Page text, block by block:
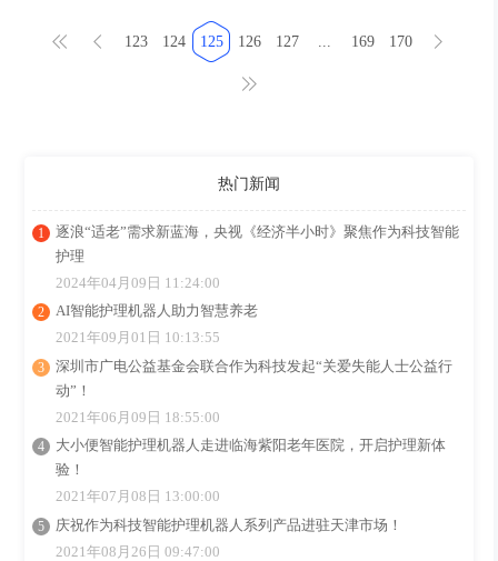
123 124 125 126 127 ... 169 170
热门新闻
逐浪“适老”需求新蓝海，央视《经济半小时》聚焦作为科技智能
护理
2024年04月09日 11:24:00
AI智能护理机器人助力智慧养老
2021年09月01日 10:13:55
深圳市广电公益基金会联合作为科技发起“关爱失能人士公益行
动”！
2021年06月09日 18:55:00
大小便智能护理机器人走进临海紫阳老年医院，开启护理新体
验！
2021年07月08日 13:00:00
庆祝作为科技智能护理机器人系列产品进驻天津市场！
2021年08月26日 09:47:00